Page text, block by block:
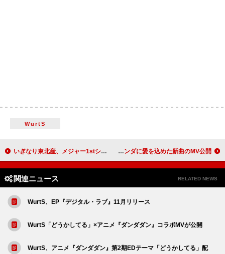
WurtS
いぎなり東北産、メジャー1stシングルの全貌が明らかに 新ビジュアルの解禁も 歌代ニーナ、映画『プラダを着た悪魔』ミランダに愛を込めた新曲のMV公開
関連ニュース RELATED NEWS
WurtS、EP『デジタル・ラブ』11月リリース
WurtS「どうかしてる」×アニメ『ダンダダン』コラボMVが公開
WurtS、アニメ『ダンダダン』第2期EDテーマ「どうかしてる」配